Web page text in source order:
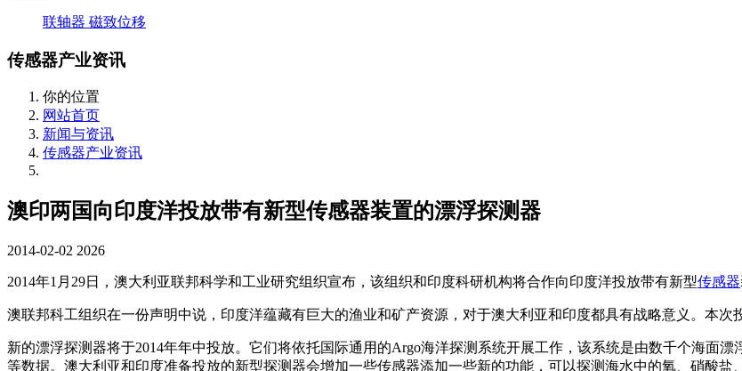
联轴器 磁致位移
传感器产业资讯
你的位置
网站首页
新闻与资讯
传感器产业资讯
澳印两国向印度洋投放带有新型传感器装置的漂浮探测器
2014-02-02 2026
2014年1月29日，澳大利亚联邦科学和工业研究组织宣布，该组织和印度科研机构将合作向印度洋投放带有新型传感器
澳联邦科工组织在一份声明中说，印度洋蕴藏有巨大的渔业和矿产资源，对于澳大利亚和印度都具有战略意义。本次
新的漂浮探测器将于2014年年中投放。它们将依托国际通用的Argo海洋探测系统开展工作，该系统是由数千个海面
等数据。澳大利亚和印度准备投放的新型探测器会增加一些传感器添加一些新的功能，可以探测海水中的氧、硝酸盐